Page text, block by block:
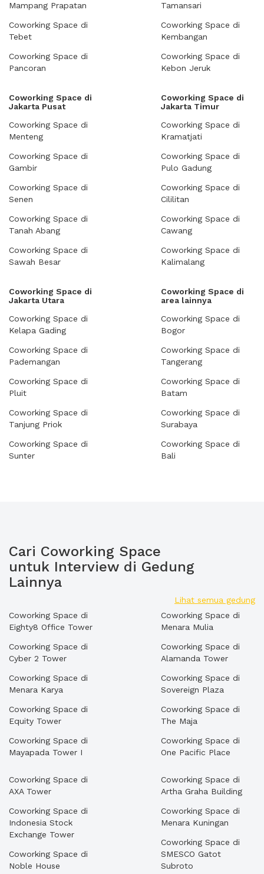
Mampang Prapatan
Coworking Space di
Tebet
Coworking Space di
Pancoran
Tamansari
Coworking Space di
Kembangan
Coworking Space di
Kebon Jeruk
Coworking Space di
Jakarta Pusat
Coworking Space di
Menteng
Coworking Space di
Gambir
Coworking Space di
Senen
Coworking Space di
Tanah Abang
Coworking Space di
Sawah Besar
Coworking Space di
Jakarta Timur
Coworking Space di
Kramatjati
Coworking Space di
Pulo Gadung
Coworking Space di
Cililitan
Coworking Space di
Cawang
Coworking Space di
Kalimalang
Coworking Space di
Jakarta Utara
Coworking Space di
Kelapa Gading
Coworking Space di
Pademangan
Coworking Space di
Pluit
Coworking Space di
Tanjung Priok
Coworking Space di
Sunter
Coworking Space di
area lainnya
Coworking Space di
Bogor
Coworking Space di
Tangerang
Coworking Space di
Batam
Coworking Space di
Surabaya
Coworking Space di
Bali
Cari Coworking Space
untuk Interview di Gedung
Lainnya
Lihat semua gedung
Coworking Space di
Eighty8 Office Tower
Coworking Space di
Cyber 2 Tower
Coworking Space di
Menara Karya
Coworking Space di
Equity Tower
Coworking Space di
Mayapada Tower I
Coworking Space di
Menara Mulia
Coworking Space di
Alamanda Tower
Coworking Space di
Sovereign Plaza
Coworking Space di
The Maja
Coworking Space di
One Pacific Place
Coworking Space di
AXA Tower
Coworking Space di
Indonesia Stock
Exchange Tower
Coworking Space di
Noble House
Coworking Space di
Artha Graha Building
Coworking Space di
Menara Kuningan
Coworking Space di
SMESCO Gatot
Subroto